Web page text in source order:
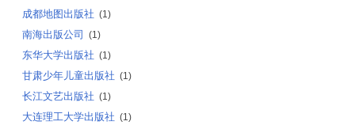
成都地图出版社 (1)
南海出版公司 (1)
东华大学出版社 (1)
甘肃少年儿童出版社 (1)
长江文艺出版社 (1)
大连理工大学出版社 (1)